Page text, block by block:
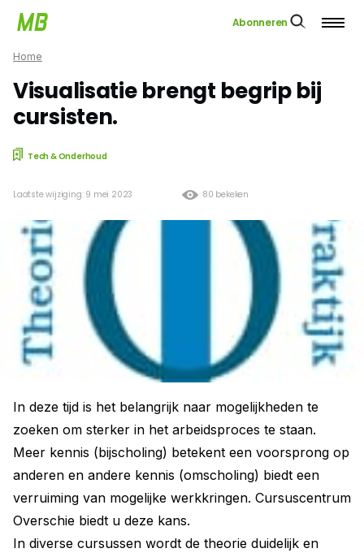
Abonneren
Home
Visualisatie brengt begrip bij
cursisten.
Tech & Onderhoud
80 bekeken
Laatste wijziging: 9 mei 2023
In deze tijd is het belangrijk naar mogelijkheden te
zoeken om sterker in het arbeidsproces te staan.
Meer kennis (bijscholing) betekent een voorsprong op
anderen en andere kennis (omscholing) biedt een
verruiming van mogelijke werkkringen. Cursuscentrum
Overschie biedt u deze kans.
In diverse cursussen wordt de theorie duidelijk en